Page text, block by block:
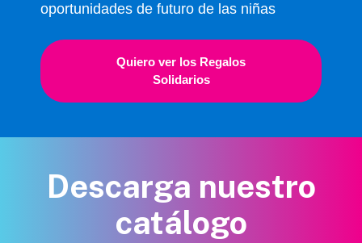
oportunidades de futuro de las niñas
Quiero ver los Regalos
Solidarios
Descarga nuestro
catálogo